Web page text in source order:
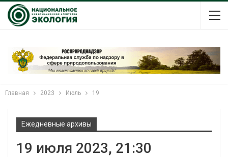
Главная 2023 Июль 19
Ежедневные архивы
19 июля 2023, 21:30